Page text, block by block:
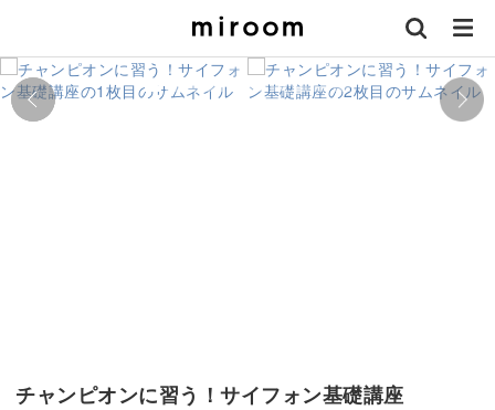
チャンピオンに習う！サイフォン基礎講座